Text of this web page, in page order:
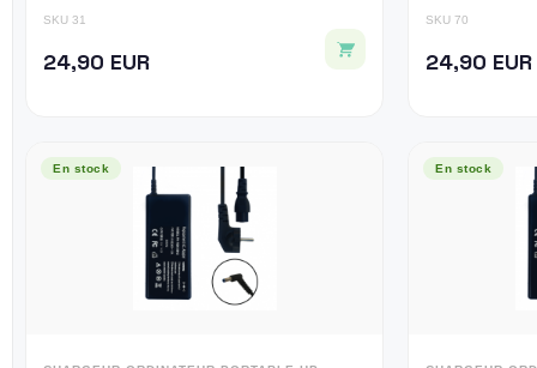
SKU 31
24,90 EUR
SKU 70
24,90 EUR
En stock En stock